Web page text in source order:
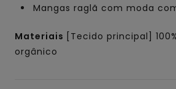
Mangas raglã com moda
Materiais
[Tecido principal]
orgânico